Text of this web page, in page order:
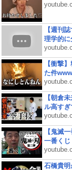
【週刊
理学的に
【衝撃
た件
【朝倉
ル高す
【鬼滅
一番く
石橋貴